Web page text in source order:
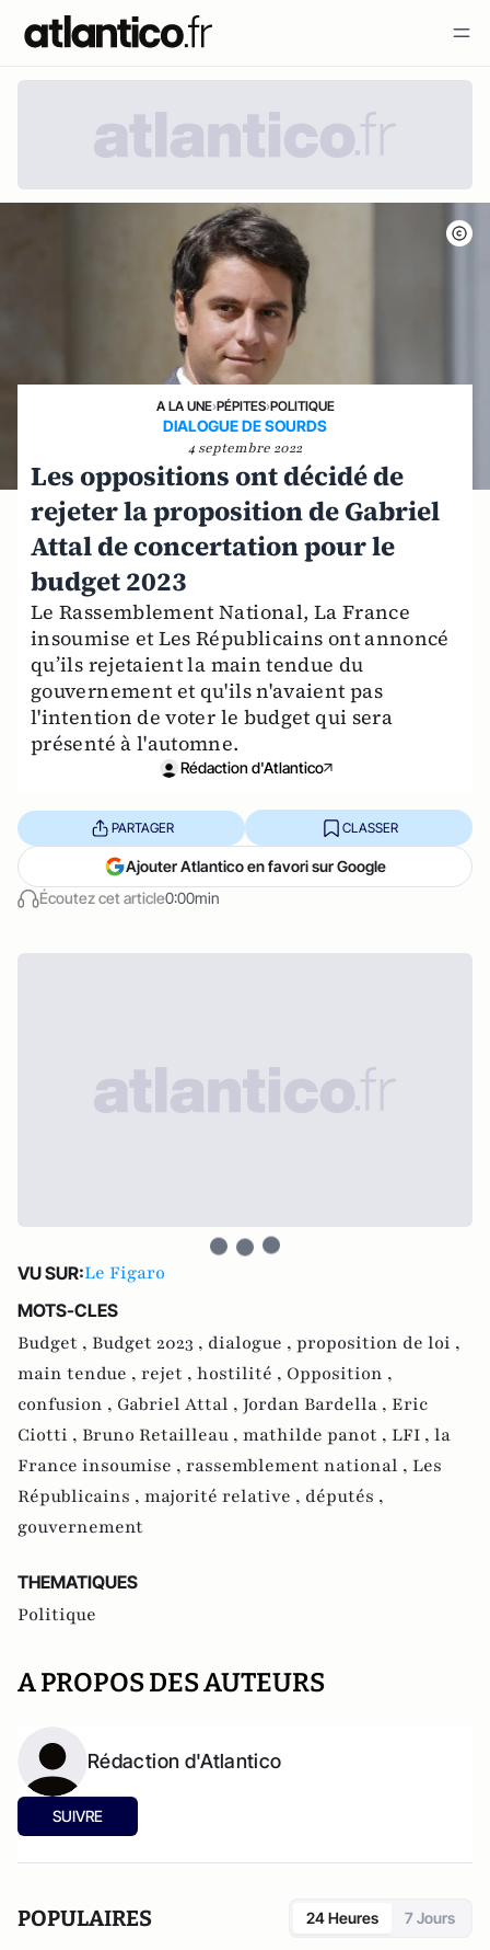
A LA UNE›PÉPITES›POLITIQUE
DIALOGUE DE SOURDS
4 septembre 2022
Les oppositions ont décidé de
rejeter la proposition de Gabriel
Attal de concertation pour le
budget 2023
Le Rassemblement National, La France
insoumise et Les Républicains ont annoncé
qu’ils rejetaient la main tendue du
gouvernement et qu'ils n'avaient pas
l'intention de voter le budget qui sera
présenté à l'automne.
Rédaction d'Atlantico
Écoutez cet article0:00min
PARTAGER CLASSER
Ajouter Atlantico en favori sur Google
VU SUR:Le Figaro
MOTS-CLES
Budget , Budget 2023 , dialogue , proposition de loi ,
main tendue , rejet , hostilité , Opposition ,
confusion , Gabriel Attal , Jordan Bardella , Eric
Ciotti , Bruno Retailleau , mathilde panot , LFI , la
France insoumise , rassemblement national , Les
Républicains , majorité relative , députés ,
gouvernement
THEMATIQUES
Politique
A PROPOS DES AUTEURS
Rédaction d'Atlantico
SUIVRE
POPULAIRES 24 Heures 7 Jours